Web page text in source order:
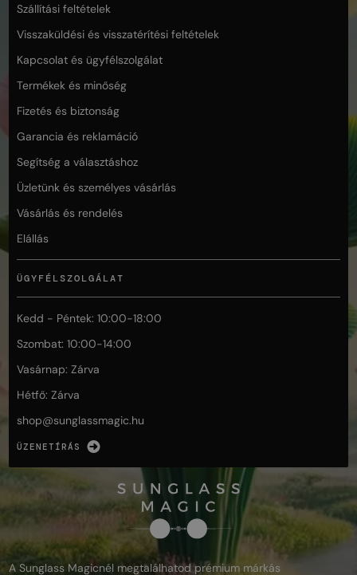
Szállítási feltételek
Visszaküldési és visszatérítési feltételek
Kapcsolat és ügyfélszolgálat
Termékek és minőség
Fizetés és biztonság
Garancia és reklamáció
Segítség a választáshoz
Üzletünk és személyes vásárlás
Vásárlás és rendelés
Elállás
ÜGYFÉLSZOLGÁLAT
Kedd - Péntek: 10:00-18:00
Szombat: 10:00-14:00
Vasárnap: Zárva
Hétfő: Zárva
shop@sunglassmagic.hu
ÜZENETÍRÁS
A Sunglass Magicnél megtalálhatod prémium márkás